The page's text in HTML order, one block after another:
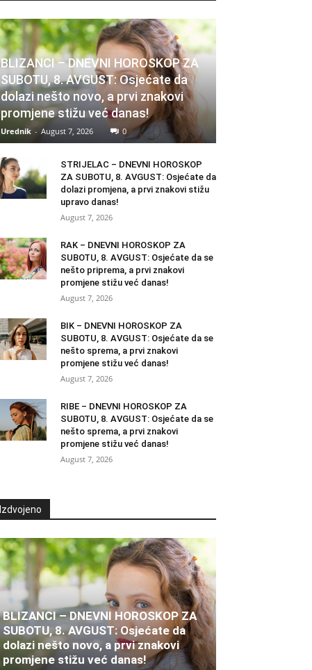
BLIZANCI – DNEVNI HOROSKOP ZA
SUBOTU, 8. AVGUST: Osjećate da
dolazi nešto novo, a prvi znakovi
promjene stižu već danas!
Urednik - August 7, 2026 0
STRIJELAC – DNEVNI HOROSKOP
ZA SUBOTU, 8. AVGUST: Osjećate da
dolazi promjena, a prvi znakovi stižu
upravo danas!
August 7, 2026
RAK – DNEVNI HOROSKOP ZA
SUBOTU, 8. AVGUST: Osjećate da se
nešto priprema, a prvi znakovi
promjene stižu već danas!
August 7, 2026
BIK – DNEVNI HOROSKOP ZA
SUBOTU, 8. AVGUST: Osjećate da se
nešto sprema, a prvi znakovi
promjene stižu već danas!
August 7, 2026
RIBE – DNEVNI HOROSKOP ZA
SUBOTU, 8. AVGUST: Osjećate da se
nešto sprema, a prvi znakovi
promjene stižu već danas!
August 7, 2026
Izdvojeno
BLIZANCI – DNEVNI HOROSKOP ZA
SUBOTU, 8. AVGUST: Osjećate da
dolazi nešto novo, a prvi znakovi
promjene stižu već danas!